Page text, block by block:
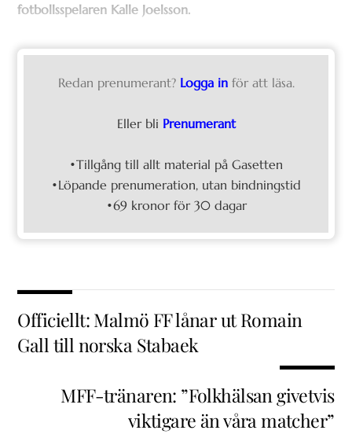
fotbollsspelaren Kalle Joelsson.
Redan prenumerant? Logga in för att läsa.
Eller bli Prenumerant
•Tillgång till allt material på Gasetten
•Löpande prenumeration, utan bindningstid
•69 kronor för 30 dagar
Officiellt: Malmö FF lånar ut Romain
Gall till norska Stabaek
MFF-tränaren: ”Folkhälsan givetvis
viktigare än våra matcher”